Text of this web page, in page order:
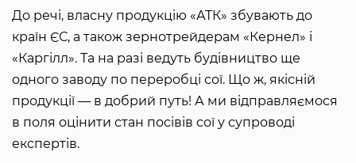
До речі, власну продукцію «АТК» збувають до
країн ЄС, а також зернотрейдерам «Кернел» і
«Каргілл». Та на разі ведуть будівництво ще
одного заводу по переробці сої. Що ж, якісній
продукції — в добрий путь! А ми відправляємося
в поля оцінити стан посівів сої у супроводі
експертів.